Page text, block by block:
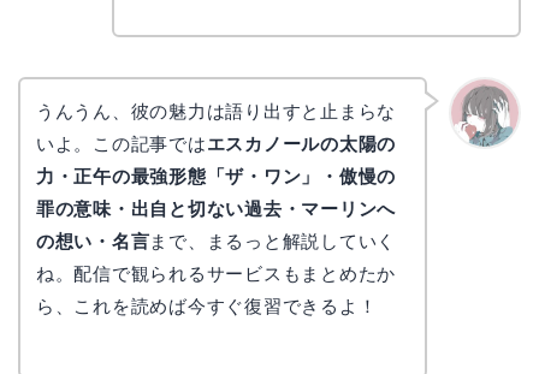
うんうん、彼の魅力は語り出すと止まらな
いよ。この記事ではエスカノールの太陽の
力・正午の最強形態「ザ・ワン」・傲慢の
罪の意味・出自と切ない過去・マーリンへ
の想い・名言まで、まるっと解説していく
ね。配信で観られるサービスもまとめたか
ら、これを読めば今すぐ復習できるよ！